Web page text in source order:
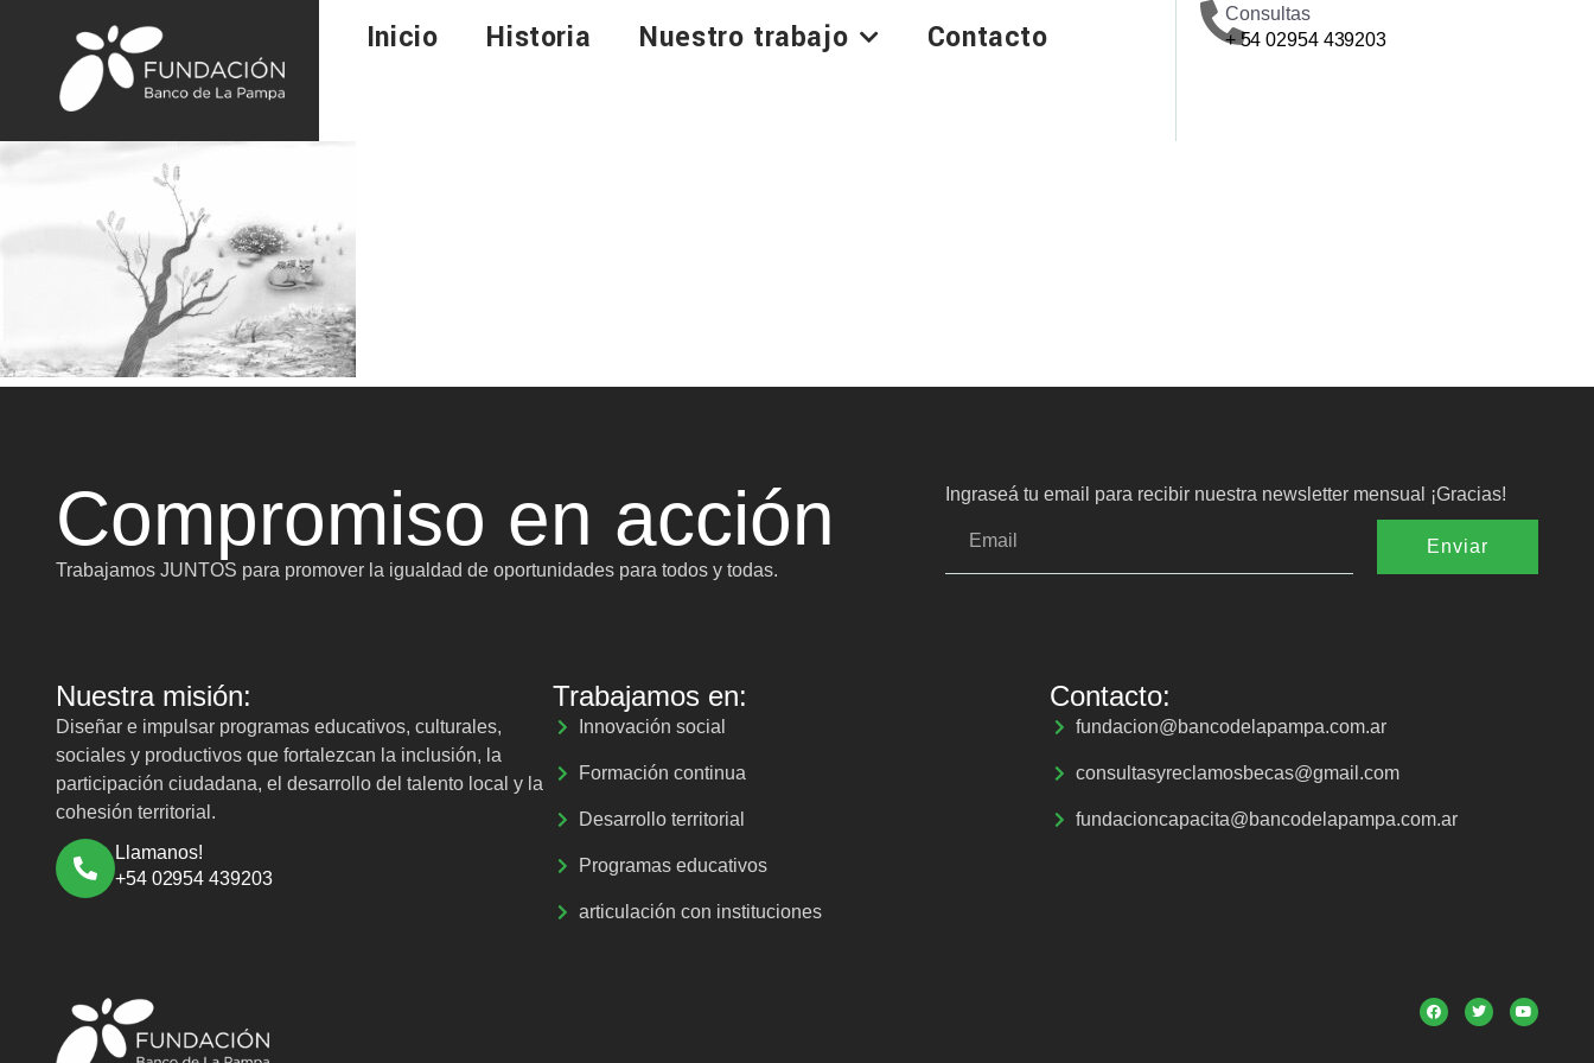
Inicio Historia Nuestro trabajo Contacto
Consultas
+ 54 02954 439203
Compromiso en acción
Trabajamos JUNTOS para promover la igualdad de oportunidades para todos y todas.
Ingraseá tu email para recibir nuestra newsletter mensual ¡Gracias!
Enviar
Nuestra misión:
Diseñar e impulsar programas educativos, culturales,
sociales y productivos que fortalezcan la inclusión, la
participación ciudadana, el desarrollo del talento local y la
cohesión territorial.
Llamanos!
+54 02954 439203
Trabajamos en:
Innovación social
Formación continua
Desarrollo territorial
Programas educativos
articulación con instituciones
Contacto:
fundacion@bancodelapampa.com.ar
consultasyreclamosbecas@gmail.com
fundacioncapacita@bancodelapampa.com.ar